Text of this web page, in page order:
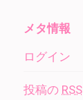
メタ情報
ログイン
投稿の RSS